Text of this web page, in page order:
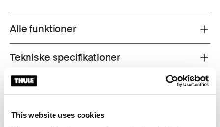
This website uses cookies
Toggle features
Alle funktioner
Toggle techspec
Tekniske specifikationer
Instruktioner
Toggle overview
Anmeldelser